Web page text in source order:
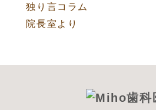
独り言コラム
院長室より